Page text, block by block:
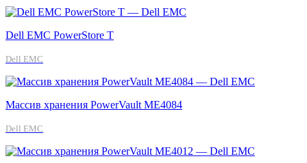
Dell EMC PowerStore T
Dell EMC
Массив хранения PowerVault ME4084
Dell EMC